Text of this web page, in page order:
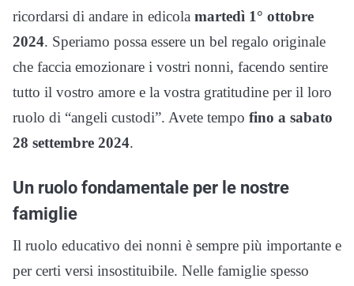
ricordarsi di andare in edicola martedì 1° ottobre
2024. Speriamo possa essere un bel regalo originale
che faccia emozionare i vostri nonni, facendo sentire
tutto il vostro amore e la vostra gratitudine per il loro
ruolo di “angeli custodi”. Avete tempo fino a sabato
28 settembre 2024.
Un ruolo fondamentale per le nostre
famiglie
Il ruolo educativo dei nonni è sempre più importante e
per certi versi insostituibile. Nelle famiglie spesso